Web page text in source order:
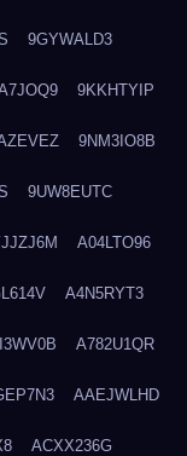
9GYWALD3
9KKHTYIP
9NM3IO8B
9UW8EUTC
A04LTO96
A4N5RYT3
A782U1QR
AAEJWLHD
ACXX236G